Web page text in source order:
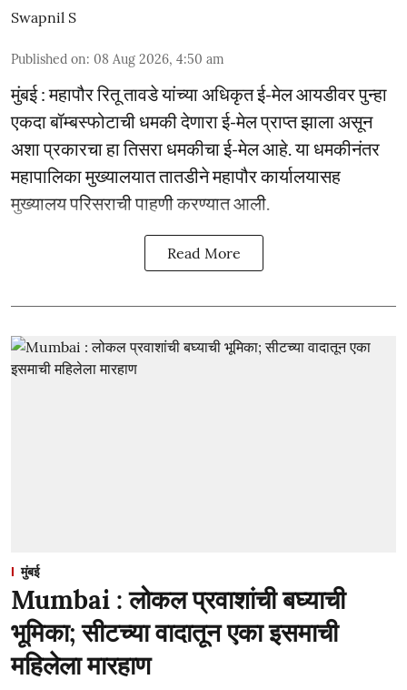
Swapnil S
Published on: 08 Aug 2026, 4:50 am
मुंबई : महापौर रितू तावडे यांच्या अधिकृत ई-मेल आयडीवर पुन्हा
एकदा बॉम्बस्फोटाची धमकी देणारा ई-मेल प्राप्त झाला असून
अशा प्रकारचा हा तिसरा धमकीचा ई-मेल आहे. या धमकीनंतर
महापालिका मुख्यालयात तातडीने महापौर कार्यालयासह
मुख्यालय परिसराची पाहणी करण्यात आली.
Read More
मुंबई
Mumbai : लोकल प्रवाशांची बघ्याची
भूमिका; सीटच्या वादातून एका इसमाची
महिलेला मारहाण